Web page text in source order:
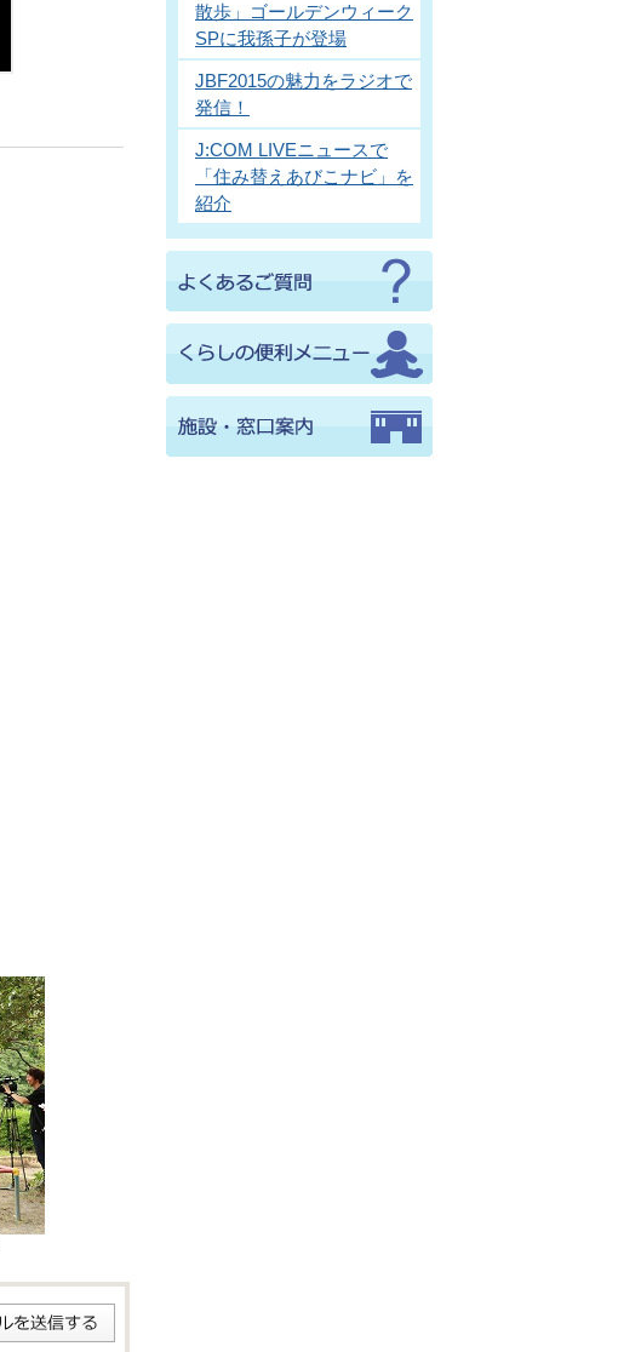
散歩」ゴールデンウィーク
SPに我孫子が登場
JBF2015の魅力をラジオで
発信！
J:COM LIVEニュースで
「住み替えあびこナビ」を
紹介